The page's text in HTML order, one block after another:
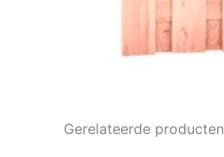
Gerelateerde producten